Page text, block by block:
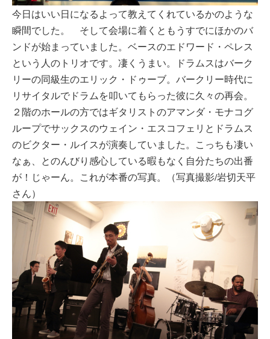
今日はいい日になるよって教えてくれているかのような
瞬間でした。 そして会場に着くともうすでにほかのバ
ンドが始まっていました。ベースのエドワード・ペレス
という人のトリオです。凄くうまい。ドラムスはバーク
リーの同級生のエリック・ドゥーブ。バークリー時代に
リサイタルでドラムを叩いてもらった彼に久々の再会。
２階のホールの方ではギタリストのアマンダ・モナコグ
ループでサックスのウェイン・エスコフェリとドラムス
のビクター・ルイスが演奏していました。こっちも凄い
なぁ、とのんびり感心している暇もなく自分たちの出番
が！じゃーん。これが本番の写真。（写真撮影/岩切天平
さん）